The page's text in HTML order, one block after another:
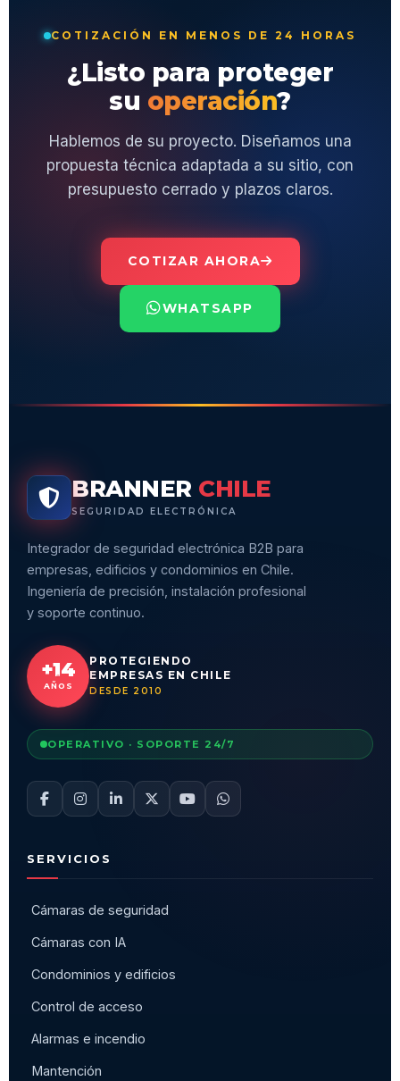
COTIZACIÓN EN MENOS DE 24 HORAS
¿Listo para proteger
su operación?
Hablemos de su proyecto. Diseñamos una
propuesta técnica adaptada a su sitio, con
presupuesto cerrado y plazos claros.
COTIZAR AHORA
WHATSAPP
BRANNER CHILE
SEGURIDAD ELECTRÓNICA
Integrador de seguridad electrónica B2B para
empresas, edificios y condominios en Chile.
Ingeniería de precisión, instalación profesional
y soporte continuo.
+14
AÑOS
PROTEGIENDO
EMPRESAS EN CHILE
DESDE 2010
OPERATIVO · SOPORTE 24/7
SERVICIOS
Cámaras de seguridad
Cámaras con IA
Condominios y edificios
Control de acceso
Alarmas e incendio
Mantención